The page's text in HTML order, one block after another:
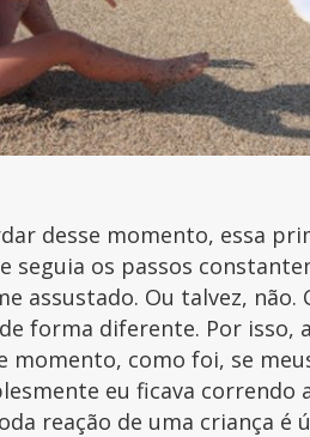
desse momento, essa
seguia os passos
assustado. Ou talvez, não.
forma diferente. Por isso,
momento, como foi, se
eu ficava
reação de uma criança é